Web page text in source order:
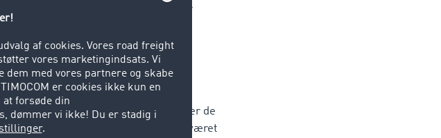
af transportplatformen. Dermed er
fra TimoComs kunder. Dermed er de
på brugerønsker har f.eks. været